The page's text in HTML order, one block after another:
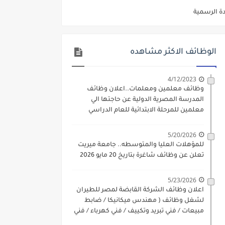
الكتروني بتاريخ 15-7-2026
9 يوليو 2026
والاوراق المطلوبة وكيفية التقديم
فني كهرباء / فني غلايات / فني غازات / فني سباك )
مادتي "الدراسات الاجتماعية" و"اللغة الإنجليزية"
والتقديم حتي 17 يونيو 2026
الوظائف الاكثر مشاهده
4/12/2023
وظائف معلمين ومعلمات..اعلان وظائف
المدرسة المصرية الدولية عن حاجتها الي
معلمين للمرحلة الابتدائية للعام الدراسي
5/20/2026
للمؤهلات العليا والمتوسطه.. جامعة ميريت
تعلن عن وظائف شاغرة بتاريخ 20 مايو 2026
5/23/2026
اعلان وظائف الشركة القابضة لمصر للطيران
لشغل وظائف ( مهندس ميكانيكا / ضابط
مبيعات / فني تبريد وتكييف / فني كهرباء / فني